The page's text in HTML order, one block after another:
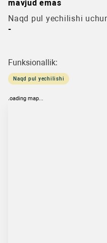
mavjud emas
Naqd pul yechilishi
-
Funksionallik:
Naqd pul yechilishi
loading map...